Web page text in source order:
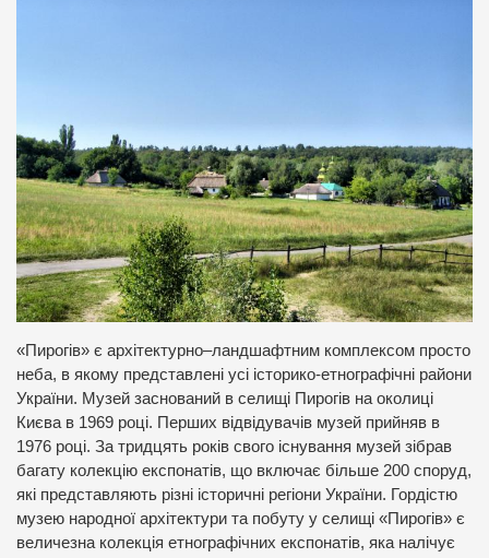
«Пирогів» є архітектурно–ландшафтним комплексом просто
неба, в якому представлені усі історико-етнографічні райони
України. Музей заснований в селищі Пирогів на околиці
Києва в 1969 році. Перших відвідувачів музей прийняв в
1976 році. За тридцять років свого існування музей зібрав
багату колекцію експонатів, що включає більше 200 споруд,
які представляють різні історичні регіони України. Гордістю
музею народної архітектури та побуту у селищі «Пирогів» є
величезна колекція етнографічних експонатів, яка налічує